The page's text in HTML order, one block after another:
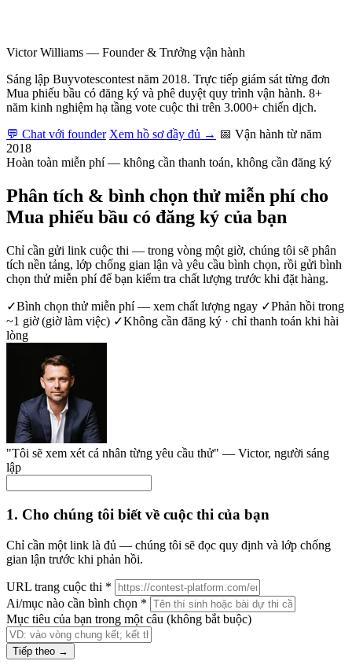
Victor Williams — Founder & Trưởng vận hành
Sáng lập Buyvotescontest năm 2018. Trực tiếp giám sát từng đơn
Mua phiếu bầu có đăng ký và phê duyệt quy trình vận hành. 8+
năm kinh nghiệm hạ tầng vote cuộc thi trên 3.000+ chiến dịch.
💬 Chat với founder Xem hồ sơ đầy đủ → 📅 Vận hành từ năm
2018
Hoàn toàn miễn phí — không cần thanh toán, không cần đăng ký
Phân tích & bình chọn thử miễn phí cho
Mua phiếu bầu có đăng ký của bạn
Chỉ cần gửi link cuộc thi — trong vòng một giờ, chúng tôi sẽ phân
tích nền tảng, lớp chống gian lận và yêu cầu bình chọn, rồi gửi bình
chọn thử miễn phí để bạn kiểm tra chất lượng trước khi đặt hàng.
✓Bình chọn thử miễn phí — xem chất lượng ngay ✓Phản hồi trong
~1 giờ (giờ làm việc) ✓Không cần đăng ký · chỉ thanh toán khi hài
lòng
"Tôi sẽ xem xét cá nhân từng yêu cầu thử" — Victor, người sáng
lập
1. Cho chúng tôi biết về cuộc thi của bạn
Chỉ cần một link là đủ — chúng tôi sẽ đọc quy định và lớp chống
gian lận trước khi phản hồi.
URL trang cuộc thi *
Ai/mục nào cần bình chọn *
Mục tiêu của bạn trong một câu (không bắt buộc)
Tiếp theo →